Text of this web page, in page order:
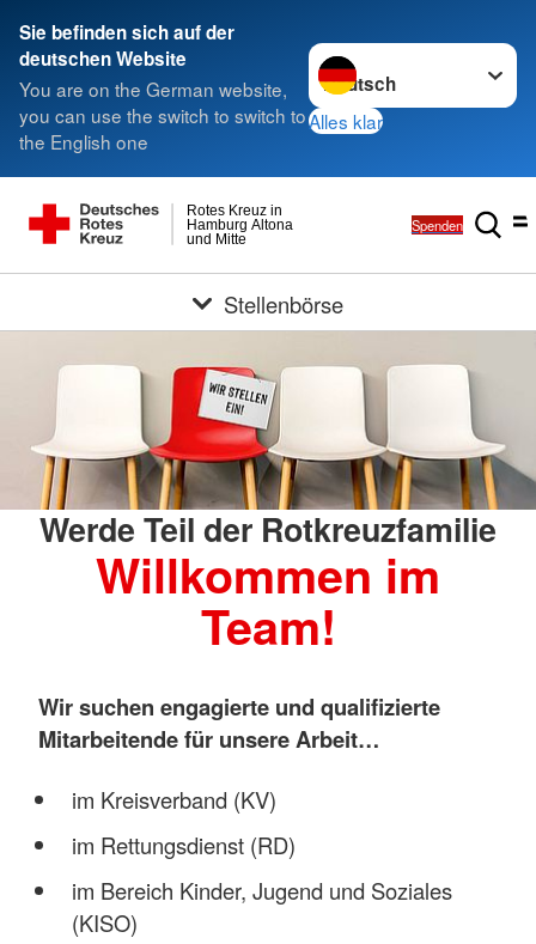
Sie befinden sich auf der
deutschen Website
You are on the German website,
you can use the switch to switch to
the English one
Sprache wechseln zu
Alles klar
und Mitte
Hamburg Altona
Rotes Kreuz in
Spenden
Stellenbörse
Werde Teil der Rotkreuzfamilie
Willkommen im
Team!
Wir suchen engagierte und qualifizierte
Mitarbeitende für unsere Arbeit…
im Kreisverband (KV)
im Rettungsdienst (RD)
im Bereich Kinder, Jugend und Soziales
(KISO)